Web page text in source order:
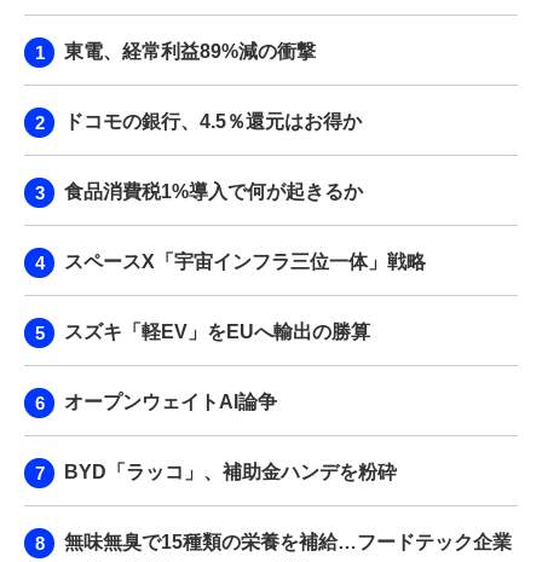
BPaaS JOURNAL
東電、経常利益89%減の衝撃
ドコモの銀行、4.5％還元はお得か
食品消費税1%導入で何が起きるか
スペースX「宇宙インフラ三位一体」戦略
スズキ「軽EV」をEUへ輸出の勝算
オープンウェイトAI論争
BYD「ラッコ」、補助金ハンデを粉砕
無味無臭で15種類の栄養を補給…フードテック企業